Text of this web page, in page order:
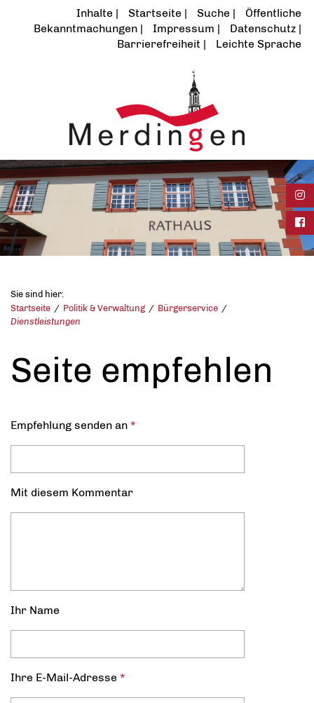
Inhalte Startseite Suche
Öffentliche
Bekanntmachungen
Impressum
Datenschutz
Barrierefreiheit
Leichte Sprache
Sie sind hier:
Startseite
Politik & Verwaltung
Bürgerservice
Dienstleistungen
Seite empfehlen
Empfehlung senden an *
Mit diesem Kommentar
Ihr Name
Ihre E-Mail-Adresse *